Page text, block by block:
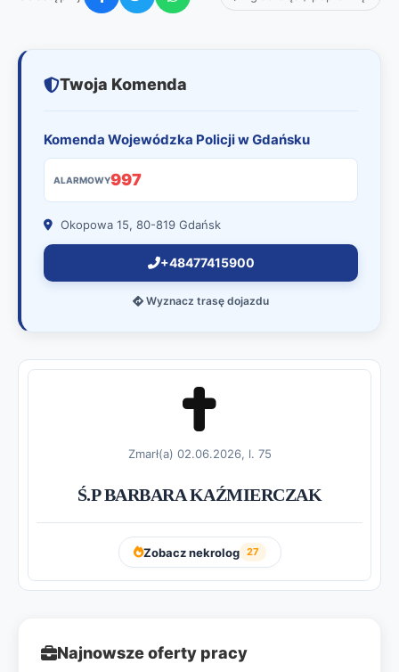
Twoja Komenda
Komenda Wojewódzka Policji w Gdańsku
ALARMOWY997
Okopowa 15, 80-819 Gdańsk
+48477415900
Wyznacz trasę dojazdu
Zmarł(a) 02.06.2026, l. 75
Ś.P BARBARA KAŹMIERCZAK
Zobacz nekrolog 27
Najnowsze oferty pracy